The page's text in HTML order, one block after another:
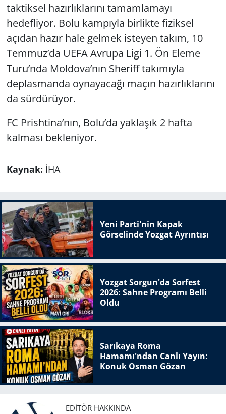
taktiksel hazırlıklarını tamamlamayı
hedefliyor. Bolu kampıyla birlikte fiziksel
açıdan hazır hale gelmek isteyen takım, 10
Temmuz’da UEFA Avrupa Ligi 1. Ön Eleme
Turu’nda Moldova’nın Sheriff takımıyla
deplasmanda oynayacağı maçın hazırlıklarını
da sürdürüyor.
FC Prishtina’nın, Bolu’da yaklaşık 2 hafta
kalması bekleniyor.
Kaynak: İHA
Yeni Parti'nin Kapak
Görselinde Yozgat Ayrıntısı
Yozgat Sorgun'da Sorfest
2026: Sahne Programı Belli
Oldu
Sarıkaya Roma
Hamamı'ndan Canlı Yayın:
Konuk Osman Gözan
EDITÖR HAKKINDA